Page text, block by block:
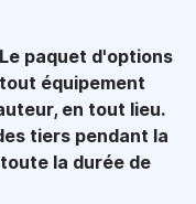
Le paquet d'options
équipement
en tout lieu.
tiers pendant la
la durée de